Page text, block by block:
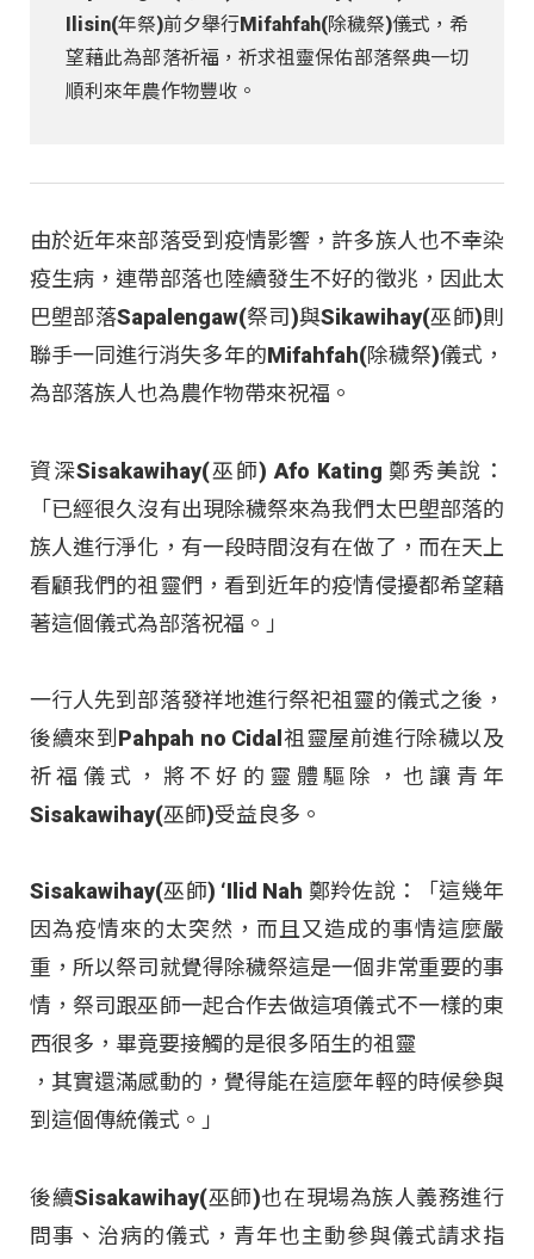
Ilisin(年祭)前夕舉行Mifahfah(除穢祭)儀式，希
望藉此為部落祈福，祈求祖靈保佑部落祭典一切
順利來年農作物豐收。
由於近年來部落受到疫情影響，許多族人也不幸染
疫生病，連帶部落也陸續發生不好的徵兆，因此太
巴塱部落Sapalengaw(祭司)與Sikawihay(巫師)則
聯手一同進行消失多年的Mifahfah(除穢祭)儀式，
為部落族人也為農作物帶來祝福。
資深Sisakawihay(巫師) Afo Kating 鄭秀美說：
「已經很久沒有出現除穢祭來為我們太巴塱部落的
族人進行淨化，有一段時間沒有在做了，而在天上
看顧我們的祖靈們，看到近年的疫情侵擾都希望藉
著這個儀式為部落祝福。」
一行人先到部落發祥地進行祭祀祖靈的儀式之後，
後續來到Pahpah no Cidal祖靈屋前進行除穢以及
祈福儀式，將不好的靈體驅除，也讓青年
Sisakawihay(巫師)受益良多。
Sisakawihay(巫師) ‘Ilid Nah 鄭羚佐說：「這幾年
因為疫情來的太突然，而且又造成的事情這麼嚴
重，所以祭司就覺得除穢祭這是一個非常重要的事
情，祭司跟巫師一起合作去做這項儀式不一樣的東
西很多，畢竟要接觸的是很多陌生的祖靈
，其實還滿感動的，覺得能在這麼年輕的時候參與
到這個傳統儀式。」
後續Sisakawihay(巫師)也在現場為族人義務進行
問事、治病的儀式，青年也主動參與儀式請求指